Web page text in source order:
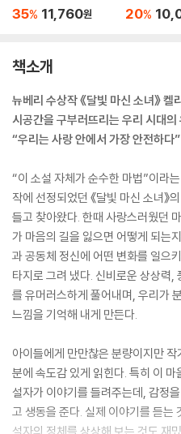
hamber of Secrets
35% 11,760원
hecy
20%
책소개
뉴베리 수상작 《달빛 마신 소녀》 켈
시공간을 구부러뜨리는 우리 시대의
“우리는 사랑 안에서 가장 안전하다”
“이 소설 자체가 순수한 마법”이라
작에 선정되었던 《달빛 마신 소녀
들고 찾아왔다. 한때 사랑스러웠던
가 마음의 길을 잃으면 어떻게 되는
과 공동체 정신에 어떤 변화를 일으
타지로 그려 냈다. 신비로운 상상력,
를 유머러스하게 풀어내며, 우리가
느낌을 기억해 내게 만든다.
아이들에게 만만찮은 분량이지만
분에 속도감 있게 읽힌다. 특히 이
설자가 이야기를 들려주는데, 감정
고 생동을 준다. 실제 이야기를 듣는